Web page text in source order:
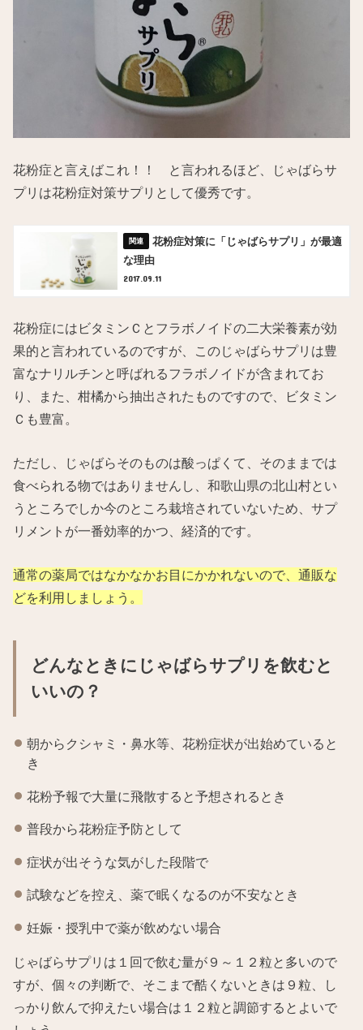
花粉症と言えばこれ！！ と言われるほど、じゃばらサ
プリは花粉症対策サプリとして優秀です。
花粉症対策に「じゃばらサプリ」が最適
な理由
2017.09.11
花粉症にはビタミンＣとフラボノイドの二大栄養素が効
果的と言われているのですが、このじゃばらサプリは豊
富なナリルチンと呼ばれるフラボノイドが含まれてお
り、また、柑橘から抽出されたものですので、ビタミン
Ｃも豊富。
ただし、じゃばらそのものは酸っぱくて、そのままでは
食べられる物ではありませんし、和歌山県の北山村とい
うところでしか今のところ栽培されていないため、サプ
リメントが一番効率的かつ、経済的です。
通常の薬局ではなかなかお目にかかれないので、通販な
どを利用しましょう。
どんなときにじゃばらサプリを飲むと
いいの？
朝からクシャミ・鼻水等、花粉症状が出始めていると
き
花粉予報で大量に飛散すると予想されるとき
普段から花粉症予防として
症状が出そうな気がした段階で
試験などを控え、薬で眠くなるのが不安なとき
妊娠・授乳中で薬が飲めない場合
じゃばらサプリは１回で飲む量が９～１２粒と多いので
すが、個々の判断で、そこまで酷くないときは９粒、し
っかり飲んで抑えたい場合は１２粒と調節するとよいで